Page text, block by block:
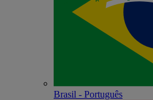
Brasil - Português